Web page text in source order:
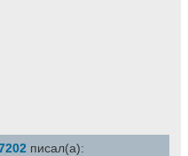
писал(а):